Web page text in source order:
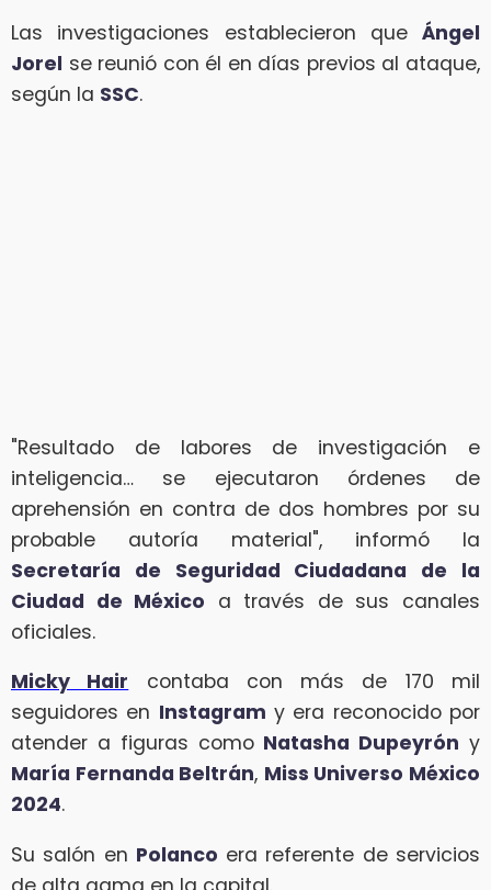
Las investigaciones establecieron que Ángel
Jorel se reunió con él en días previos al ataque,
según la SSC.
"Resultado de labores de investigación e
inteligencia… se ejecutaron órdenes de
aprehensión en contra de dos hombres por su
probable autoría material", informó la
Secretaría de Seguridad Ciudadana de la
Ciudad de México a través de sus canales
oficiales.
Micky Hair contaba con más de 170 mil
seguidores en Instagram y era reconocido por
atender a figuras como Natasha Dupeyrón y
María Fernanda Beltrán, Miss Universo México
2024.
Su salón en Polanco era referente de servicios